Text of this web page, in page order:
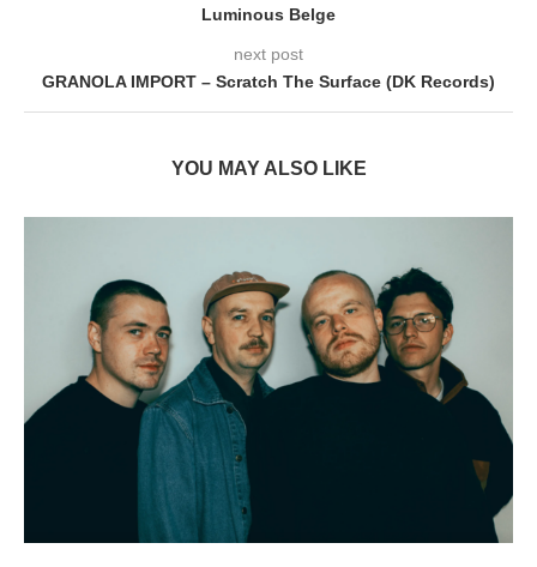
Luminous Belge
next post
GRANOLA IMPORT – Scratch The Surface (DK Records)
YOU MAY ALSO LIKE